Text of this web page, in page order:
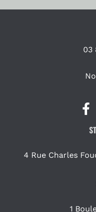
03
4 Rue Charles
1